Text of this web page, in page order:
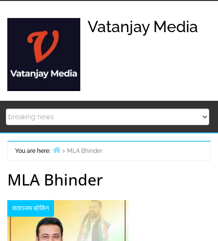
Vatanjay Media
You are here:
MLA Bhinder
MLA Bhinder
वाताञ्जय ब्रेकिंग